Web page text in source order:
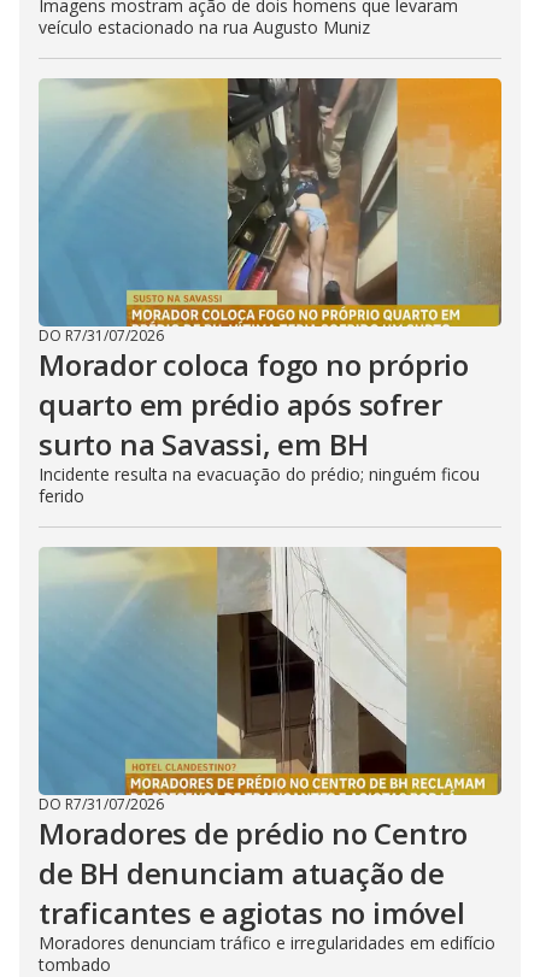
Imagens mostram ação de dois homens que levaram
veículo estacionado na rua Augusto Muniz
DO R7/31/07/2026
Morador coloca fogo no próprio
quarto em prédio após sofrer
surto na Savassi, em BH
Incidente resulta na evacuação do prédio; ninguém ficou
ferido
DO R7/31/07/2026
Moradores de prédio no Centro
de BH denunciam atuação de
traficantes e agiotas no imóvel
Moradores denunciam tráfico e irregularidades em edifício
tombado